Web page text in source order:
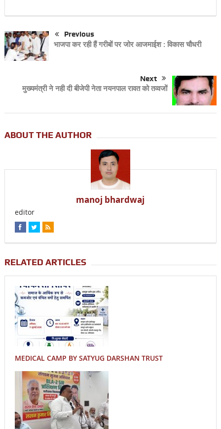
Previous
भाजपा कर रही हैं गरीबों पर जोर आजमाईश : विकास चौधरी
Next
मुख्यमंत्री ने नही दी बीजेपी नेता नयनपाल रावत को तव्वजों
ABOUT THE AUTHOR
manoj bhardwaj
editor
RELATED ARTICLES
MEDICAL CAMP BY SATYUG DARSHAN TRUST